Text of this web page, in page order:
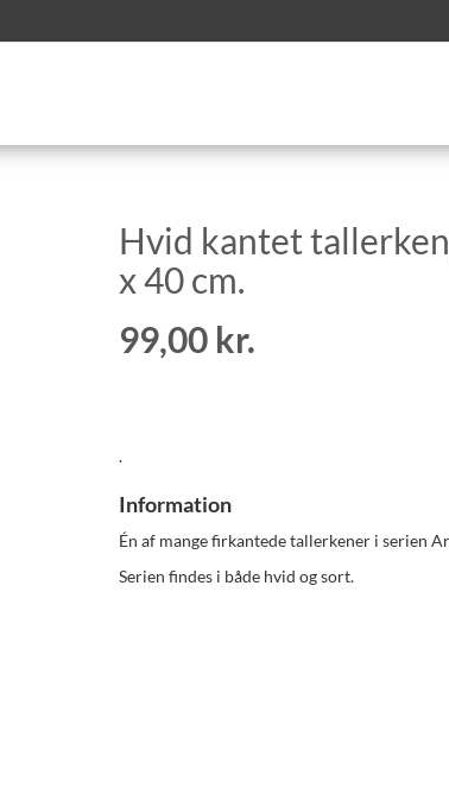
Hvid kantet
x 40 cm.
99,00 kr.
.
Information
Én af mange firkantede tallerkener i serien
Serien findes i både hvid og sort.